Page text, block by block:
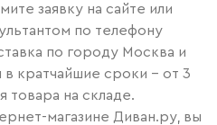
заявку на сайте или
по телефону
по городу Москва и
кратчайшие сроки – от 3
товара на складе.
магазине Диван.ру, вы